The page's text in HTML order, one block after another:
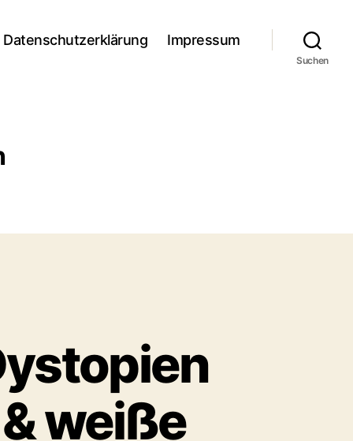
Datenschutzerklärung Impressum
Suchen
weiße